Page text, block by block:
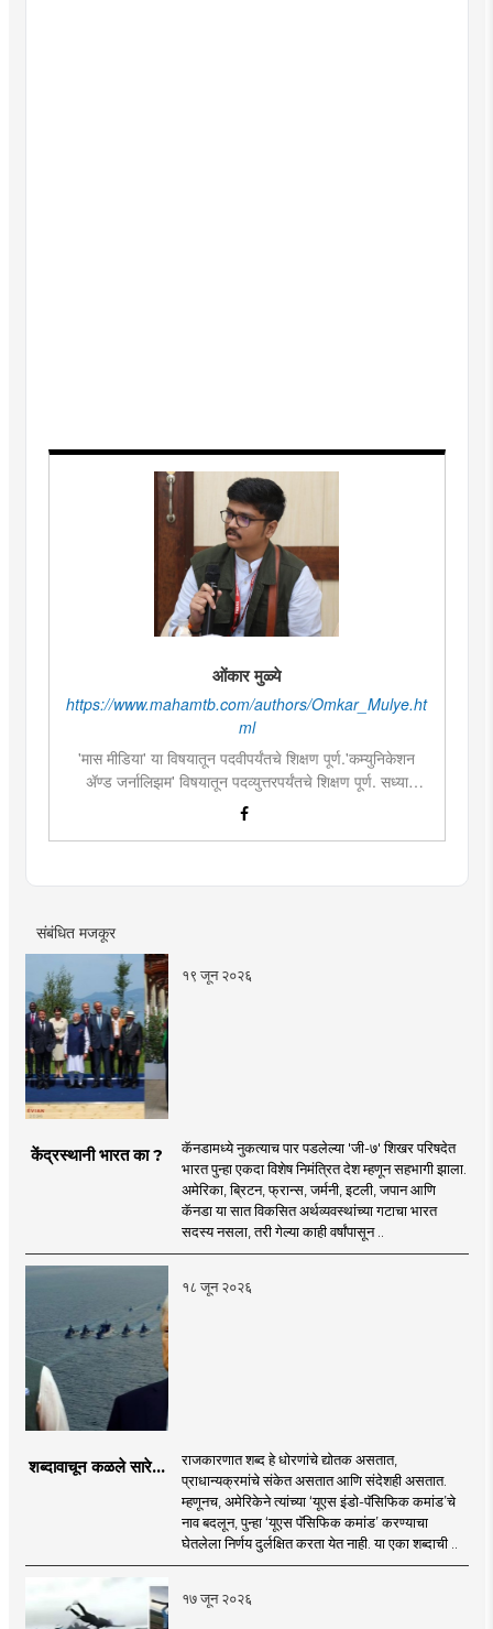
ओंकार मुळ्ये
https://www.mahamtb.com/authors/Omkar_Mulye.ht
ml
'मास मीडिया' या विषयातून पदवीपर्यंतचे शिक्षण पूर्ण.'कम्युनिकेशन
ॲण्ड जर्नालिझम' विषयातून पदव्युत्तरपर्यंतचे शिक्षण पूर्ण. सध्या
दै.'मुंबई तरुण भारत'मध्ये वेब उपसंपादक म्हणून कार्यरत. लिखाण,
संगीत, वाचन, फोटोग्राफी, इ.ची आवड.लिवोग्राफी भाषाशैलीत विशेष
संबंधित मजकूर
१९ जून २०२६
केंद्रस्थानी भारत का ?
कॅनडामध्ये नुकत्याच पार पडलेल्या 'जी-७' शिखर परिषदेत
भारत पुन्हा एकदा विशेष निमंत्रित देश म्हणून सहभागी झाला.
अमेरिका, ब्रिटन, फ्रान्स, जर्मनी, इटली, जपान आणि
कॅनडा या सात विकसित अर्थव्यवस्थांच्या गटाचा भारत
सदस्य नसला, तरी गेल्या काही वर्षांपासून ..
१८ जून २०२६
शब्दावाचून कळले सारे...
राजकारणात शब्द हे धोरणांचे द्योतक असतात,
प्राधान्यक्रमांचे संकेत असतात आणि संदेशही असतात.
म्हणूनच, अमेरिकेने त्यांच्या ‘यूएस इंडो-पॅसिफिक कमांड’चे
नाव बदलून, पुन्हा ‘यूएस पॅसिफिक कमांड’ करण्याचा
घेतलेला निर्णय दुर्लक्षित करता येत नाही. या एका शब्दाची ..
१७ जून २०२६